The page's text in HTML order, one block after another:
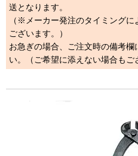
送となります。
（※メーカー発注のタイミング
ございます。）
お急ぎの場合、ご注文時の備考欄
い。（ご希望に添えない場合もご